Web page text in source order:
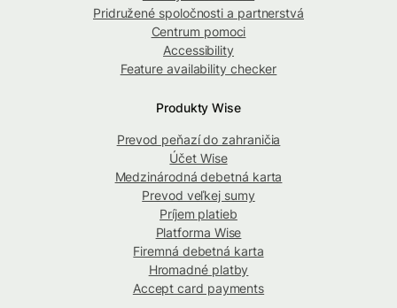
Pridružené spoločnosti a partnerstvá
Centrum pomoci
Accessibility
Feature availability checker
Produkty Wise
Prevod peňazí do zahraničia
Účet Wise
Medzinárodná debetná karta
Prevod veľkej sumy
Príjem platieb
Platforma Wise
Firemná debetná karta
Hromadné platby
Accept card payments